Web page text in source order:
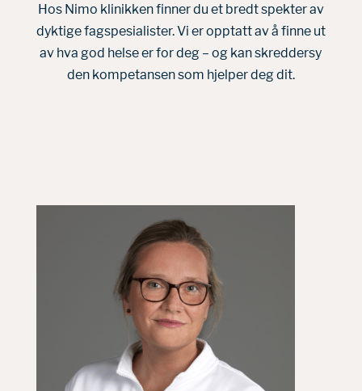
Hos Nimo klinikken finner du et bredt spekter av
dyktige fagspesialister. Vi er opptatt av å finne ut
av hva god helse er for deg – og kan skreddersy
den kompetansen som hjelper deg dit.